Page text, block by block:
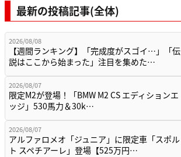
最新の投稿記事(全体)
2026/08/08
【週間ランキング】「完成度がスゴイ…」「伝
説はここから始まった」注目を集めた…
2026/08/07
限定M2が登場！「BMW M2 CS エディションエ
ッジ」530馬力＆30k…
2026/08/07
アルファロメオ「ジュニア」に限定車「スポル
ト スペチアーレ」登場【525万円…